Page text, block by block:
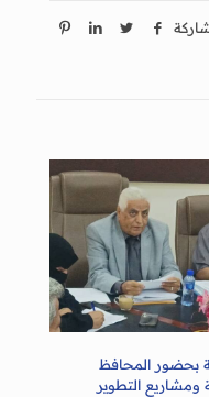
بحضور المحافظ
ومشاريع التطوير